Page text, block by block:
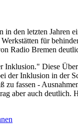
den letzten
für
Radio Bremen
Inklusion." Diese
der Inklusion in der
fassen -
aber auch